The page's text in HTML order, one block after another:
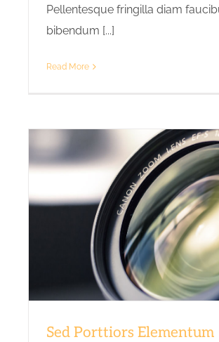
Pellentesque fringilla diam
bibendum [...]
Read More
Sed Porttiors Elementum